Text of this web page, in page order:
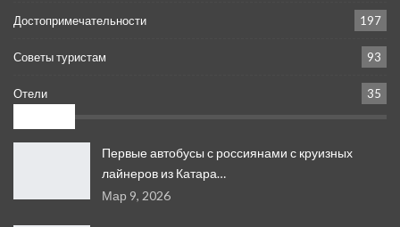
Достопримечательности 197
Советы туристам 93
Отели 35
Первые автобусы с россиянами с круизных
лайнеров из Катара…
Мар 9, 2026